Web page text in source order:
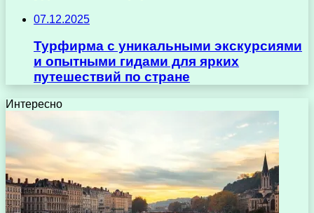
07.12.2025
Турфирма с уникальными экскурсиями
и опытными гидами для ярких
путешествий по стране
Интересно